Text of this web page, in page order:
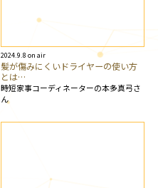
2024.9.8 on air
髪が傷みにくいドライヤーの使い方
とは…
時短家事コーディネーターの本多真弓さ
ん